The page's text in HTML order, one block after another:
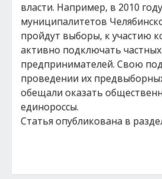
власти. Например, в 2010
муниципалитетов
пройдут выборы, к участию
активно подключать частных
предпринимателей. Свою
проведении их
обещали оказать
единороссы.
Статья опубликована в